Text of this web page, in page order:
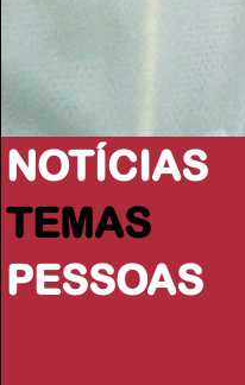
NOTÍCIAS
TEMAS
PESSOAS